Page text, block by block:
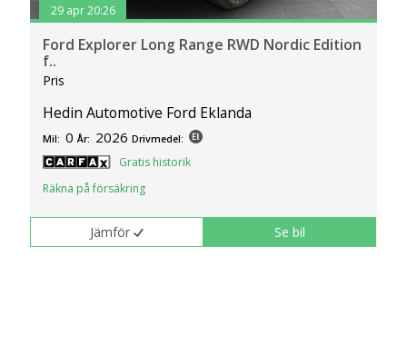
29 apr 20:26
Ford Explorer Long Range RWD Nordic Edition
f..
Pris
Hedin Automotive Ford Eklanda
Mil: 0 År: 2026 Drivmedel:
Gratis historik
Räkna på försäkring
Jämför Se bil